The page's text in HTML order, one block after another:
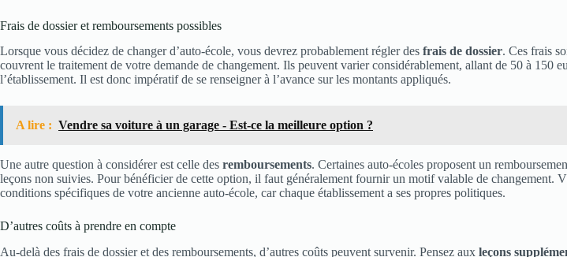
Frais de dossier et remboursements possibles
Lorsque vous décidez de changer d’auto-école, vous devrez probablement régler des frais de dossier. Ces frais
couvrent le traitement de votre demande de changement. Ils peuvent varier considérablement, allant de 50 à 150
l’établissement. Il est donc impératif de se renseigner à l’avance sur les montants appliqués.
A lire : Vendre sa voiture à un garage - Est-ce la meilleure option ?
Une autre question à considérer est celle des remboursements. Certaines auto-écoles proposent un
leçons non suivies. Pour bénéficier de cette option, il faut généralement fournir un motif valable de changement.
conditions spécifiques de votre ancienne auto-école, car chaque établissement a ses propres politiques.
D’autres coûts à prendre en compte
Au-delà des frais de dossier et des remboursements, d’autres coûts peuvent survenir. Pensez aux leçons